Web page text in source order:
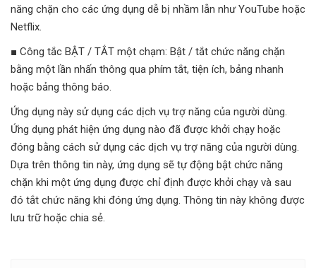
năng chặn cho các ứng dụng dễ bị nhầm lẫn như YouTube hoặc
Netflix.
■ Công tắc BẬT / TẮT một chạm: Bật / tắt chức năng chặn
bằng một lần nhấn thông qua phím tắt, tiện ích, bảng nhanh
hoặc bảng thông báo.
Ứng dụng này sử dụng các dịch vụ trợ năng của người dùng.
Ứng dụng phát hiện ứng dụng nào đã được khởi chạy hoặc
đóng bằng cách sử dụng các dịch vụ trợ năng của người dùng.
Dựa trên thông tin này, ứng dụng sẽ tự động bật chức năng
chặn khi một ứng dụng được chỉ định được khởi chạy và sau
đó tắt chức năng khi đóng ứng dụng. Thông tin này không được
lưu trữ hoặc chia sẻ.